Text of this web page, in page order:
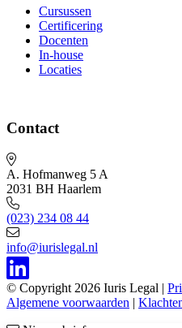
Cursussen
Certificering
Docenten
In-house
Locaties
Contact
A. Hofmanweg 5 A
2031 BH Haarlem
(023) 234 08 44
info@iurislegal.nl
© Copyright 2026 Iuris Legal |
Algemene voorwaarden |